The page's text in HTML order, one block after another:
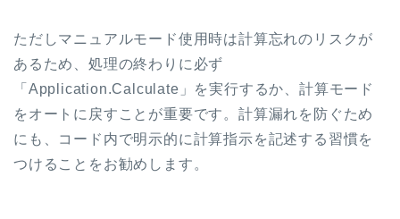
ただしマニュアルモード使用時は計算忘れのリスクが
あるため、処理の終わりに必ず
「Application.Calculate」を実行するか、計算モード
をオートに戻すことが重要です。計算漏れを防ぐため
にも、コード内で明示的に計算指示を記述する習慣を
つけることをお勧めします。